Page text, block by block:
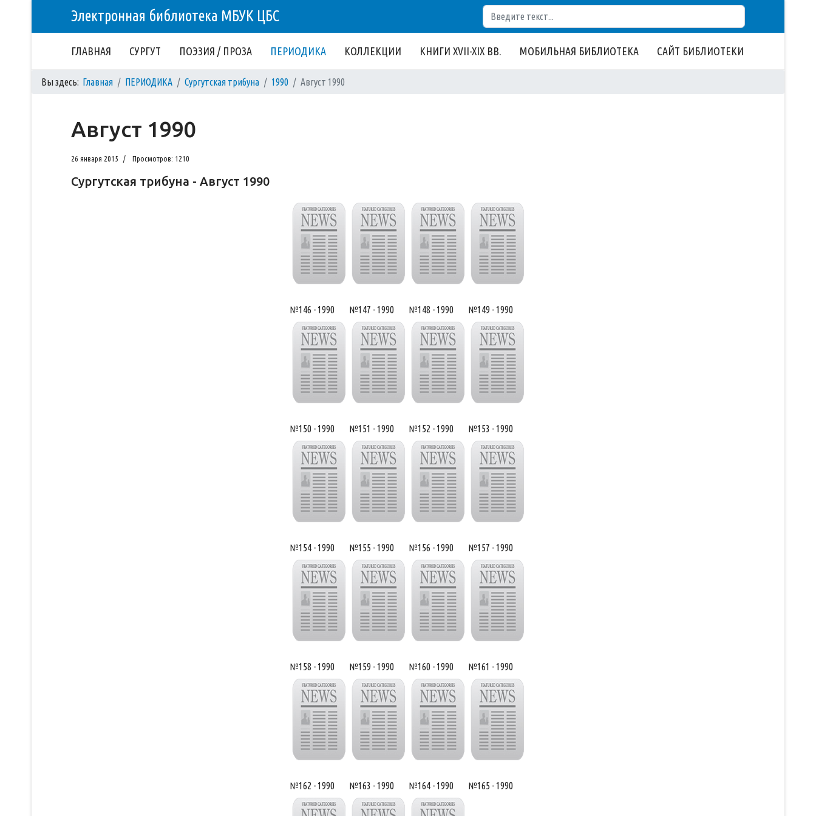
Электронная библиотека МБУК ЦБС
ГЛАВНАЯ СУРГУТ ПОЭЗИЯ / ПРОЗА ПЕРИОДИКА КОЛЛЕКЦИИ КНИГИ XVII-XIX ВВ. МОБИЛЬНАЯ БИБЛИОТЕКА САЙТ БИБЛИОТЕКИ
Вы здесь: Главная ПЕРИОДИКА Сургутская трибуна 1990 Август 1990
Август 1990
26 января 2015 Просмотров: 1210
Сургутская трибуна - Август 1990
№146 - 1990 №147 - 1990 №148 - 1990 №149 - 1990
№150 - 1990 №151 - 1990 №152 - 1990 №153 - 1990
№154 - 1990 №155 - 1990 №156 - 1990 №157 - 1990
№158 - 1990 №159 - 1990 №160 - 1990 №161 - 1990
№162 - 1990 №163 - 1990 №164 - 1990 №165 - 1990